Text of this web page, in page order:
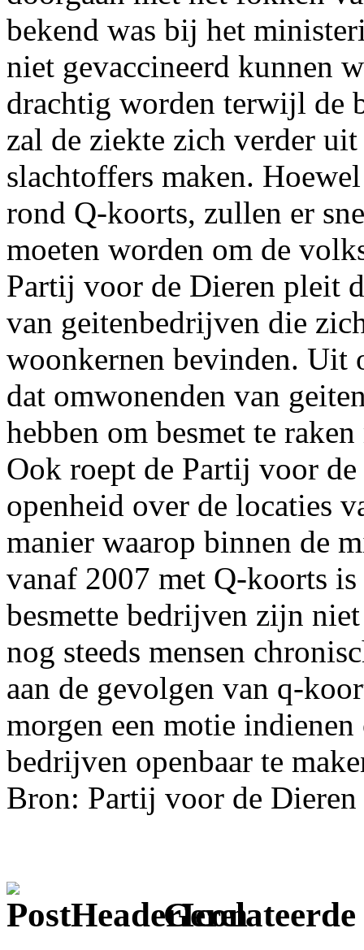
bekend was bij het
niet gevaccineerd kunnen
drachtig worden terwijl de
zal de ziekte zich verder
slachtoffers maken.
rond Q-koorts, zullen er
moeten worden om de
Partij voor de Dieren pleit
van geitenbedrijven die
woonkernen bevinden.
dat omwonenden van
hebben om besmet te
Ook roept de Partij voor
openheid over de locaties
manier waarop binnen de
vanaf 2007 met Q-koorts
besmette bedrijven zijn
nog steeds mensen
aan de gevolgen van q-
morgen een motie
bedrijven openbaar te
Bron: Partij voor de Dieren